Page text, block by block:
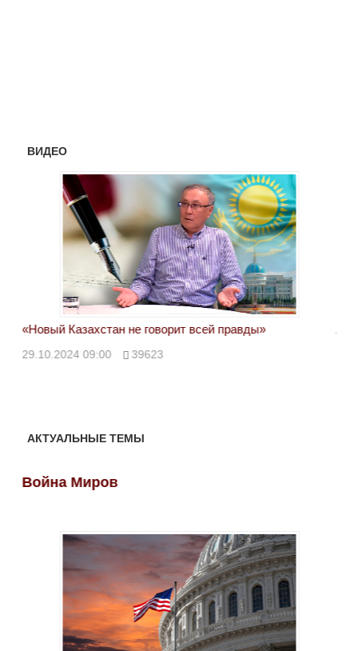
ВИДЕО
«Новый Казахстан не говорит всей правды»
29.10.2024 09:00 39623
АКТУАЛЬНЫЕ ТЕМЫ
Война Миров